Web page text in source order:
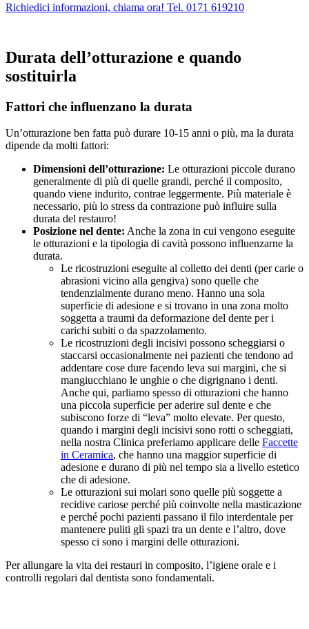
Richiedici informazioni, chiama ora! Tel. 0171 619210
Durata dell’otturazione e quando
sostituirla
Fattori che influenzano la durata
Un’otturazione ben fatta può durare 10-15 anni o più, ma la durata
dipende da molti fattori:
Dimensioni dell’otturazione: Le otturazioni piccole durano
generalmente di più di quelle grandi, perché il composito,
quando viene indurito, contrae leggermente. Più materiale è
necessario, più lo stress da contrazione può influire sulla
durata del restauro!
Posizione nel dente: Anche la zona in cui vengono eseguite
le otturazioni e la tipologia di cavità possono influenzarne la
durata.
Le ricostruzioni eseguite al colletto dei denti (per carie o
abrasioni vicino alla gengiva) sono quelle che
tendenzialmente durano meno. Hanno una sola
superficie di adesione e si trovano in una zona molto
soggetta a traumi da deformazione del dente per i
carichi subiti o da spazzolamento.
Le ricostruzioni degli incisivi possono scheggiarsi o
staccarsi occasionalmente nei pazienti che tendono ad
addentare cose dure facendo leva sui margini, che si
mangiucchiano le unghie o che digrignano i denti.
Anche qui, parliamo spesso di otturazioni che hanno
una piccola superficie per aderire sul dente e che
subiscono forze di “leva” molto elevate. Per questo,
quando i margini degli incisivi sono rotti o scheggiati,
nella nostra Clinica preferiamo applicare delle Faccette
in Ceramica, che hanno una maggior superficie di
adesione e durano di più nel tempo sia a livello estetico
che di adesione.
Le otturazioni sui molari sono quelle più soggette a
recidive cariose perché più coinvolte nella masticazione
e perché pochi pazienti passano il filo interdentale per
mantenere puliti gli spazi tra un dente e l’altro, dove
spesso ci sono i margini delle otturazioni.
Per allungare la vita dei restauri in composito, l’igiene orale e i
controlli regolari dal dentista sono fondamentali.